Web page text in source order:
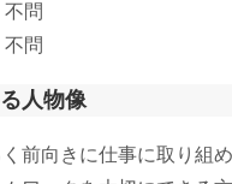
問
問
人物像
前向きに仕事に取り組